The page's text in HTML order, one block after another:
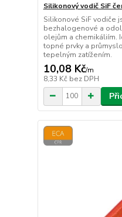
Silikonový vodič SiF
Silikonové SiF vodiče
bezhalogenové a
olejům a chemikáliím.
topné prvky a
tepelným zatížením.
10,08 Kč/m
8,33 Kč bez DPH